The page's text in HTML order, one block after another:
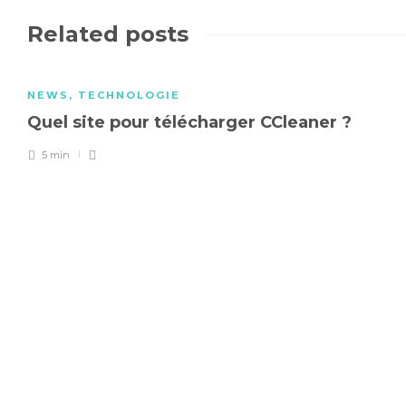
Related posts
NEWS , TECHNOLOGIE
Quel site pour télécharger CCleaner ?
5 min